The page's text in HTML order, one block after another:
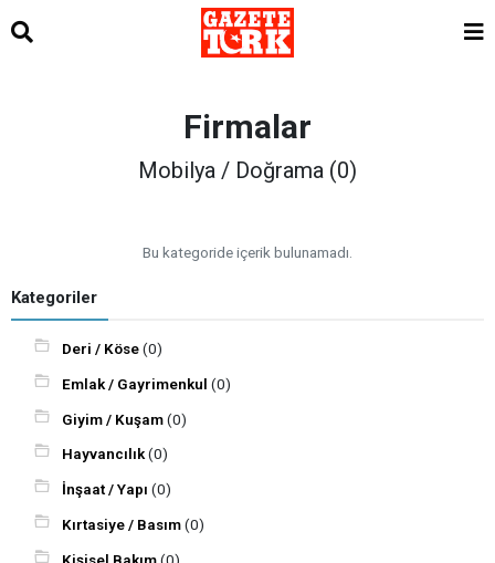
Firmalar
Mobilya / Doğrama (0)
Bu kategoride içerik bulunamadı.
Kategoriler
Deri / Köse(0)
Emlak / Gayrimenkul(0)
Giyim / Kuşam(0)
Hayvancılık(0)
İnşaat / Yapı(0)
Kırtasiye / Basım(0)
Kişisel Bakım(0)